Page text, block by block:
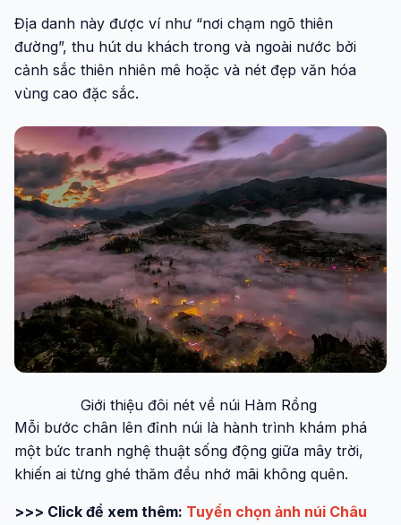
Địa danh này được ví như “nơi chạm ngõ thiên
đường”, thu hút du khách trong và ngoài nước bởi
cảnh sắc thiên nhiên mê hoặc và nét đẹp văn hóa
vùng cao đặc sắc.
Giới thiệu đôi nét về núi Hàm Rồng
Mỗi bước chân lên đỉnh núi là hành trình khám phá
một bức tranh nghệ thuật sống động giữa mây trời,
khiến ai từng ghé thăm đều nhớ mãi không quên.
>>> Click để xem thêm: Tuyển chọn ảnh núi Châu